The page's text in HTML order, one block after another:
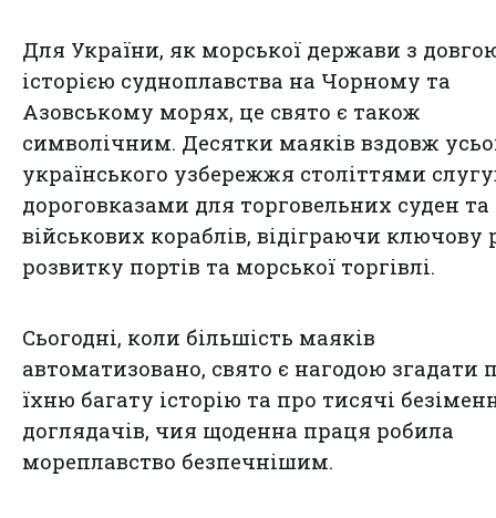
Для України, як морської держави з
історією судноплавства на Чорному та
Азовському морях, це свято є також
символічним. Десятки маяків вздовж
українського узбережжя століттями
дороговказами для торговельних суден та
військових кораблів, відіграючи ключову
розвитку портів та морської торгівлі.
Сьогодні, коли більшість маяків
автоматизовано, свято є нагодою згадати
їхню багату історію та про тисячі
доглядачів, чия щоденна праця робила
мореплавство безпечнішим.